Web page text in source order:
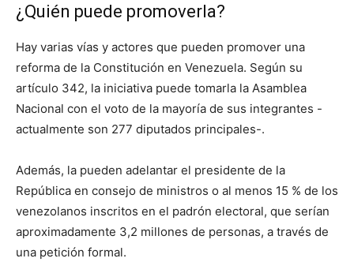
¿Quién puede promoverla?
Hay varias vías y actores que pueden promover una
reforma de la Constitución en Venezuela. Según su
artículo 342, la iniciativa puede tomarla la Asamblea
Nacional con el voto de la mayoría de sus integrantes -
actualmente son 277 diputados principales-.
Además, la pueden adelantar el presidente de la
República en consejo de ministros o al menos 15 % de los
venezolanos inscritos en el padrón electoral, que serían
aproximadamente 3,2 millones de personas, a través de
una petición formal.